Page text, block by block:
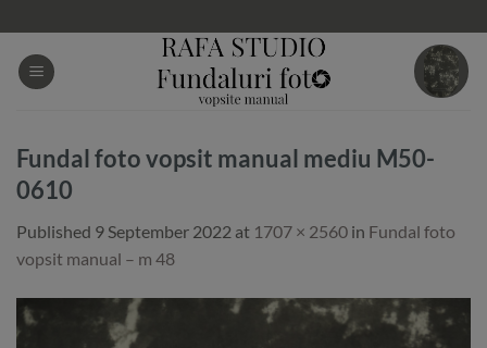
to
content
Fundal foto vopsit manual mediu M50-
0610
Published 9 September 2022 at 1707 × 2560 in Fundal foto
vopsit manual – m 48